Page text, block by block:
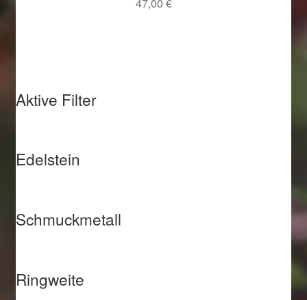
Aktive Filter
Edelstein
Schmuckmetall
Ringweite